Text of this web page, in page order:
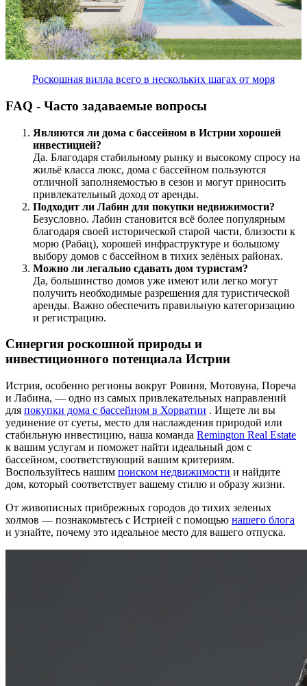
Роскошная вилла всего в нескольких шагах от моря
FAQ - Часто задаваемые вопросы
Являются ли дома с бассейном в Истрии хорошей
инвестицией?
Да. Благодаря стабильному рынку и высокому спросу на
жильё класса люкс, дома с бассейном пользуются
отличной заполняемостью в сезон и могут приносить
привлекательный доход от аренды.
Подходит ли Лабин для покупки недвижимости?
Безусловно. Лабин становится всё более популярным
благодаря своей исторической старой части, близости к
морю (Рабац), хорошей инфраструктуре и большому
выбору домов с бассейном в тихих зелёных районах.
Можно ли легально сдавать дом туристам?
Да, большинство домов уже имеют или легко могут
получить необходимые разрешения для туристической
аренды. Важно обеспечить правильную категоризацию
и регистрацию.
Синергия роскошной природы и
инвестиционного потенциала Истрии
Истрия, особенно регионы вокруг Ровиня, Мотовуна, Пореча
и Лабина, — одно из самых привлекательных направлений
для покупки дома с бассейном в Хорватии . Ищете ли вы
уединение от суеты, место для наслаждения природой или
стабильную инвестицию, наша команда Remington Real Estate
к вашим услугам и поможет найти идеальный дом с
бассейном, соответствующий вашим критериям.
Воспользуйтесь нашим поиском недвижимости и найдите
дом, который соответствует вашему стилю и образу жизни.
От живописных прибрежных городов до тихих зеленых
холмов — познакомьтесь с Истрией с помощью нашего блога
и узнайте, почему это идеальное место для вашего отпуска.